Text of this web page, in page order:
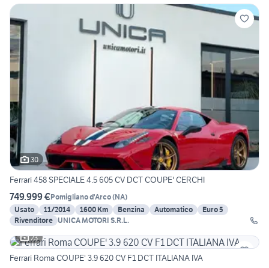
30
Ferrari 458 SPECIALE 4.5 605 CV DCT COUPE' CERCHI
749.999 €Pomigliano d'Arco(NA)
Usato
11/2014 1600 Km Benzina Automatico
Euro 5
Rivenditore UNICA MOTORI S.R.L.
23
Ferrari Roma COUPE' 3.9 620 CV F1 DCT ITALIANA IVA